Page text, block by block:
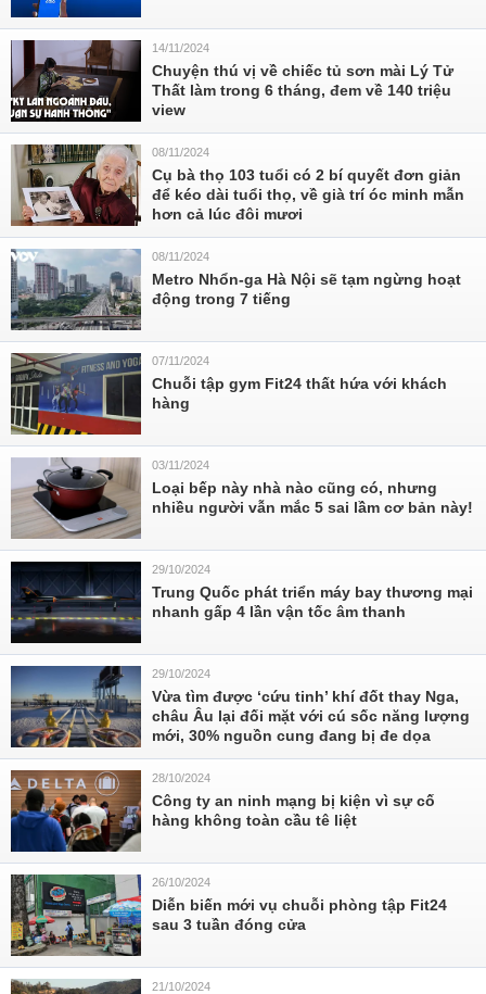
14/11/2024
Chuyện thú vị về chiếc tủ sơn mài Lý Tử
Thất làm trong 6 tháng, đem về 140 triệu
view
08/11/2024
Cụ bà thọ 103 tuổi có 2 bí quyết đơn giản
để kéo dài tuổi thọ, về già trí óc minh mẫn
hơn cả lúc đôi mươi
08/11/2024
Metro Nhổn-ga Hà Nội sẽ tạm ngừng hoạt
động trong 7 tiếng
07/11/2024
Chuỗi tập gym Fit24 thất hứa với khách
hàng
03/11/2024
Loại bếp này nhà nào cũng có, nhưng
nhiều người vẫn mắc 5 sai lầm cơ bản này!
29/10/2024
Trung Quốc phát triển máy bay thương mại
nhanh gấp 4 lần vận tốc âm thanh
29/10/2024
Vừa tìm được ‘cứu tinh’ khí đốt thay Nga,
châu Âu lại đối mặt với cú sốc năng lượng
mới, 30% nguồn cung đang bị đe dọa
28/10/2024
Công ty an ninh mạng bị kiện vì sự cố
hàng không toàn cầu tê liệt
26/10/2024
Diễn biến mới vụ chuỗi phòng tập Fit24
sau 3 tuần đóng cửa
21/10/2024